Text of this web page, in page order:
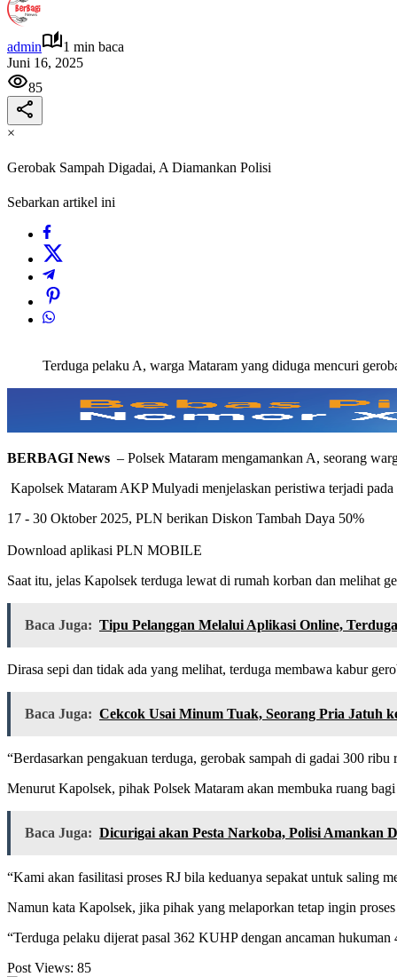
admin
1 min baca
Juni 16, 2025
85
×
Gerobak Sampah Digadai, A Diamankan Polisi
Sebarkan artikel ini
Terduga pelaku A, warga Mataram yang diduga mencuri
BERBAGI News – Polsek Mataram mengamankan A, seorang
Kapolsek Mataram AKP Mulyadi menjelaskan peristiwa terjadi
17 - 30 Oktober 2025, PLN berikan Diskon Tambah Daya 50%
Download aplikasi PLN MOBILE
Saat itu, jelas Kapolsek terduga lewat di rumah korban dan melihat
Baca Juga: Tipu Pelanggan Melalui Aplikasi Online,
Dirasa sepi dan tidak ada yang melihat, terduga membawa kabur
Baca Juga: Cekcok Usai Minum Tuak, Seorang Pria Jatuh
“Berdasarkan pengakuan terduga, gerobak sampah di gadai 300
Menurut Kapolsek, pihak Polsek Mataram akan membuka ruang
Baca Juga: Dicurigai akan Pesta Narkoba, Polisi Amankan
“Kami akan fasilitasi proses RJ bila keduanya sepakat untuk saling
Namun kata Kapolsek, jika pihak yang melaporkan tetap ingin
“Terduga pelaku dijerat pasal 362 KUHP dengan ancaman
Post Views: 85